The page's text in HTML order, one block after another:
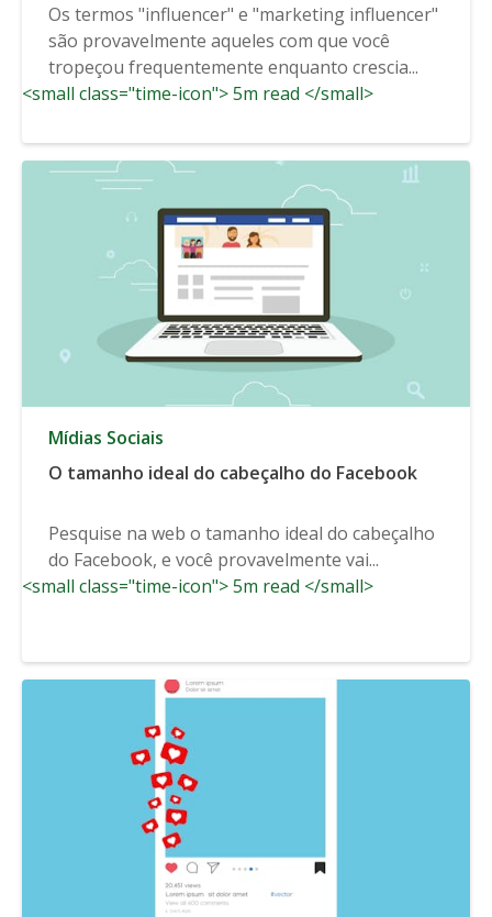
Os termos "influencer" e "marketing influencer"
são provavelmente aqueles com que você
tropeçou frequentemente enquanto crescia...
<small class="time-icon"> 5m read </small>
Mídias Sociais
O tamanho ideal do cabeçalho do Facebook
Pesquise na web o tamanho ideal do cabeçalho
do Facebook, e você provavelmente vai...
<small class="time-icon"> 5m read </small>